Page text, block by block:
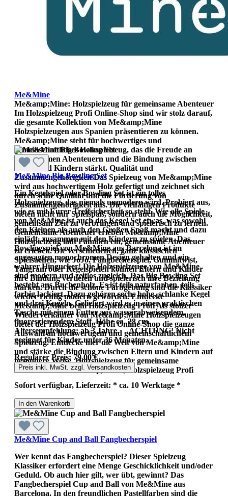
Me&Mine
Me&amp;Mine: Holzspielzeug für gemeinsame Abenteuer
Im Holzspielzeug Profi Online-Shop sind wir stolz darauf,
die gesamte Kollektion von Me&amp;Mine
Holzspielzeugen aus Spanien präsentieren zu können.
Me&amp;Mine steht für hochwertiges und
gemeinschaftliches Holzspielzeug, das die Freude an
gemeinsamen Abenteuern und die Bindung zwischen
Eltern und Kindern stärkt. Qualität und
Zusammengehörigkeit Das Spielzeug von Me&amp;Mine
wird aus hochwertigem Holz gefertigt und zeichnet sich
durch seine Qualität und die Förderung von
Zusammengehörigkeit aus. Die vielfältigen Produkte
bieten nicht nur Spielspaß, sondern auch die Möglichkeit,
gemeinsam Zeit zu verbringen und spielerisch zu lernen.
Gemeinsame Abenteuer erleben Me&amp;Mine
Holzspielzeug lädt Familien ein, gemeinsame Abenteuer
zu erleben. Die verschiedenen, ganz klassischen
Spielsachen, wie JoJo, Fangbecherspiel, Gummitwist,
Tangram oder Kegelspielen können Eltern und Kinder
ihre Bindung vertiefen und spielerisch ihre Beziehung
stärken. Durch die schöne Farbgebung sind die Klassiker
wieder richtig modern geworden. Entdecke
Me&amp;Mine beim Holzspielzeug Profi Als stolzer
Wiederverkäufer von Me&amp;Mine Holzspielzeugen
bietet der Holzspielzeug Profi Online-Shop die ganze
Auswahl an hochwertigem und gemeinschaftlichem
Spielzeug. Entdecke hier die Welt von Me&amp;Mine
und stärke die Bindung zwischen Eltern und Kindern auf
besondere Weise. Holzspielzeug für gemeinsame
Abenteuer von Me&amp;Mine | Holzspielzeug Profi
Me&Mine Big Bowling Set
Ein Kegelspiel oder Bowling Set ist ein tolles
Holzspielzeug, das niemals unmodern wird. Probiert aus,
wie es mit Eurer Treffsicherheit so steht. Wie alle Spiele
von Me&Mine ist auch das Kegel Set etwas, was sowohl
den Kleinen als auch den Großen Spaß macht und dazu
einlädt, zusammen mit den Kindern zu spielen. Das
Bowlingspiel von Me&Mine aus Barcelona ist im
angesagten monochromen Design gehalten und ein
wahrer Hingucker! Die Holzspielzeuge von Me&Mine
sind modern und zeitlos zugleich. Das Big Bowling Set
besteht aus Buchenholz. Es ist teils naturfarben, teils
farbig lackiert. Dazu gehören sechs hohe, schlanke Kegel
und drei Kugeln. Geliefert wird es in einer praktischen
Tasche mit einem Futter aus wasserabweisendem,
fluoreszierendem Stoff. Höhe ca. 28 cm.
Altersempfehlung: ab 3 Jahre. ACHTUNG! Nicht
geeignet für Kinder unter 36 Monaten..
Regulärer Preis:79,00 €
Preis inkl. MwSt. zzgl. Versandkosten
Sofort verfügbar, Lieferzeit: * ca. 10 Werktage *
In den Warenkorb
Me&Mine Cup and Ball Fangbecherspiel
Wer kennt das Fangbecherspiel? Dieser Spielzeug
Klassiker erfordert eine Menge Geschicklichkeit und/oder
Geduld. Ob auch hier gilt, wer übt, gewinnt? Das
Fangbecherspiel Cup and Ball von Me&Mine aus
Barcelona. In den freundlichen Pastellfarben sind die